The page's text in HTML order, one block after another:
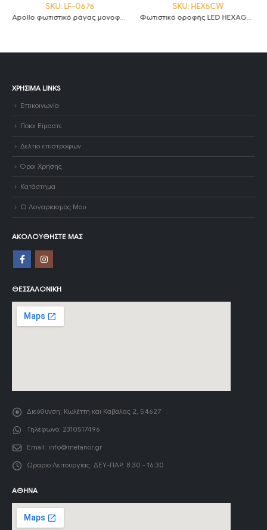
SKU: LF-0676 SKU: HEX5CW
Φωτιστικό οροφής LED HEXAGON 5 192W 6500K με λευκό σώμα
ΧΡΉΣΙΜΑ LINKS
Επικοινωνία
Ποιοι Είμαστε
Δελτίο επιστροφών
Όροι Χρήσης
Κατάστημα
Ο Λογαριασμός Μου
ΑΚΟΛΟΥΘΉΣΤΕ ΜΑΣ
ΘΕΣΣΑΛΟΝΊΚΗ
Διεύθυνση: Κωλέττη και Καβάλας 2, 54627
Τηλέφωνο: 2310517496
Email: info@metanor.gr
Ωράριο Λειτουργίας: ΔΕΥ-ΠΑΡ: 8:30 - 16:30
ΑΘΉΝΑ